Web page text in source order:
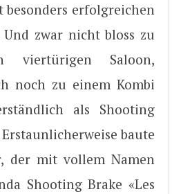
besonders erfolgreichen
zwar nicht bloss zu
viertürigen Saloon,
noch zu einem Kombi
als Shooting
baute
der mit vollem Namen
Shooting Brake «Les